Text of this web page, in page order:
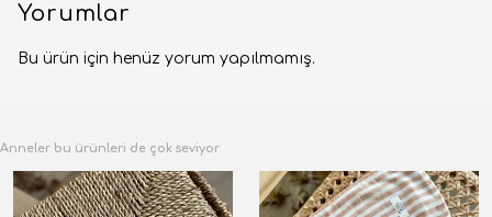
Yorumlar
Bu ürün için henüz yorum yapılmamış.
Anneler bu ürünleri de çok seviyor